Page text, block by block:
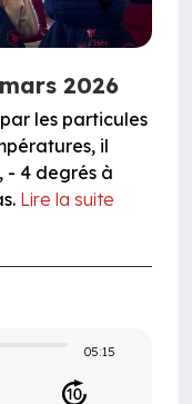
2026
les particules
il
- 4 degrés à
Lire la suite
05:15